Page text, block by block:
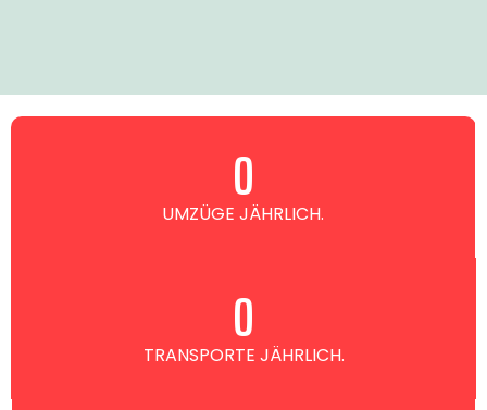
UMZÜGE JÄHRLICH.
0
TRANSPORTE JÄHRLICH.
0